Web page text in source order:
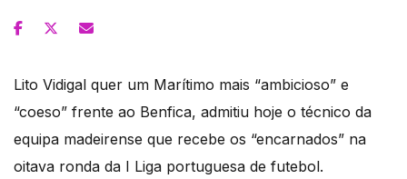
Lito Vidigal quer um Marítimo mais “ambicioso” e
“coeso” frente ao Benfica, admitiu hoje o técnico da
equipa madeirense que recebe os “encarnados” na
oitava ronda da I Liga portuguesa de futebol.